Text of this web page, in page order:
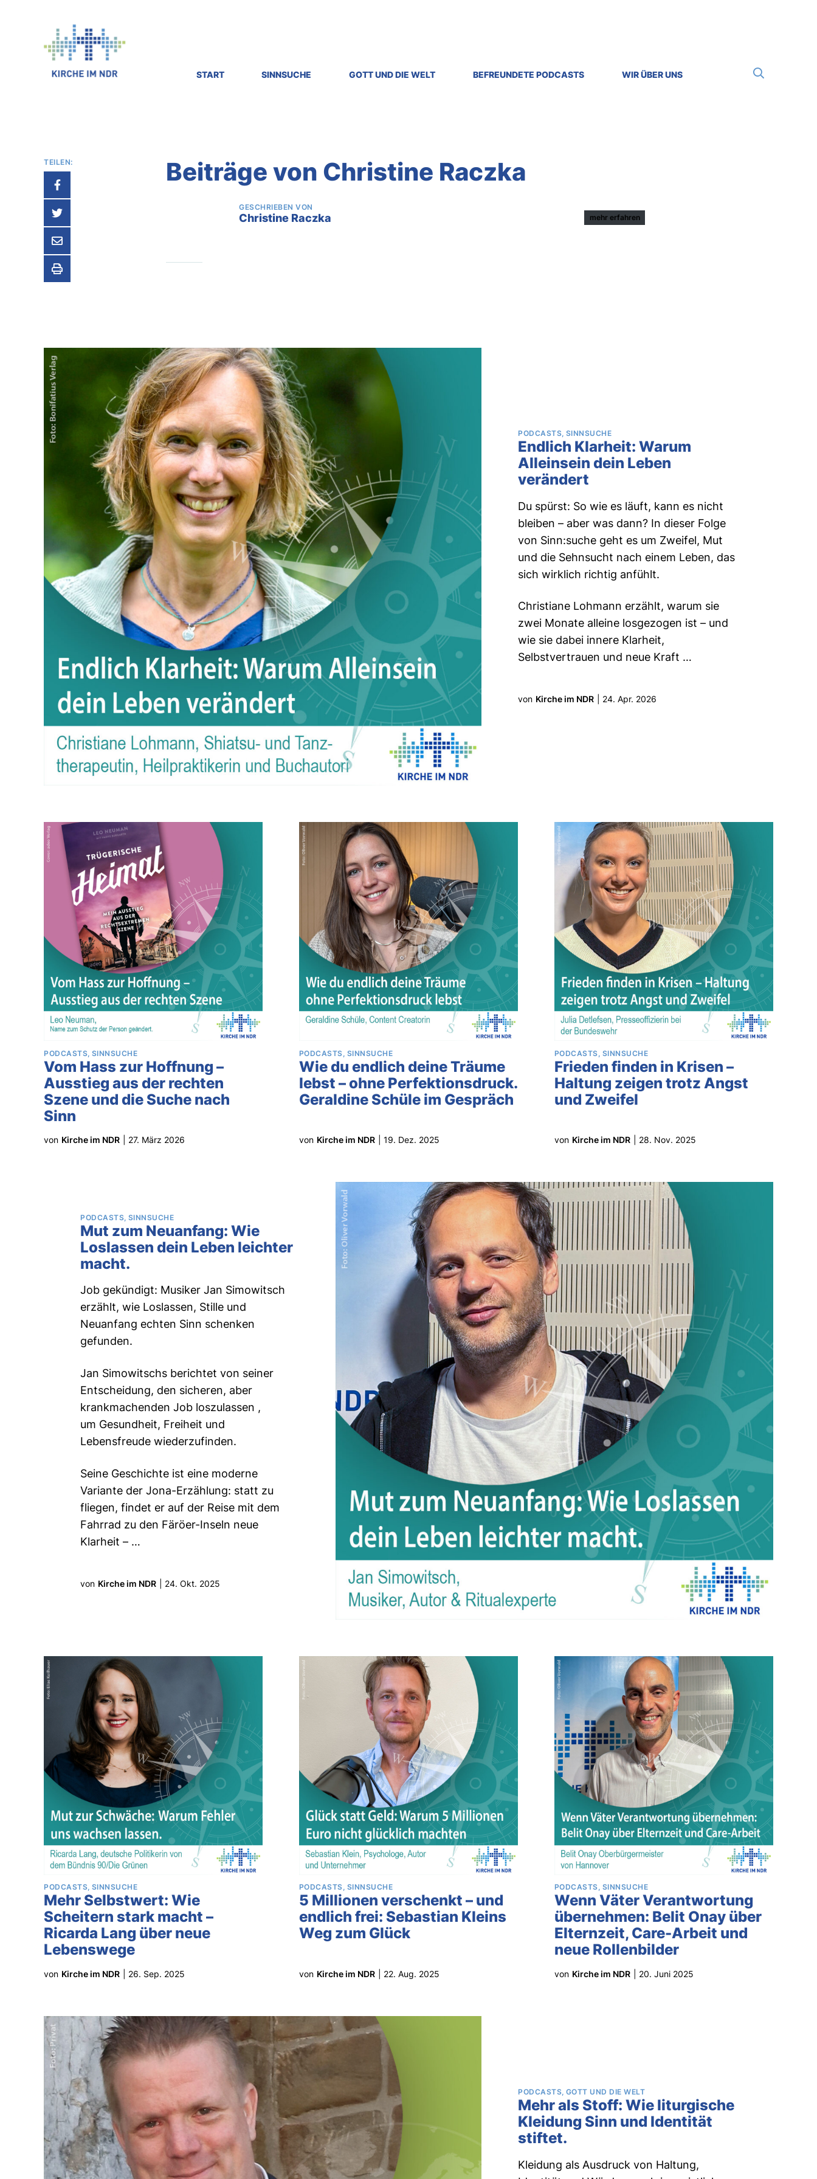
START SINNSUCHE GOTT UND DIE WELT BEFREUNDETE PODCASTS WIR ÜBER UNS
TEILEN: Beiträge von Christine Raczka
GESCHRIEBEN VON
Christine Raczka mehr erfahren
PODCASTS SINNSUCHE
Endlich Klarheit: Warum
Alleinsein dein Leben
verändert
Du spürst: So wie es läuft, kann es nicht
bleiben – aber was dann? In dieser Folge
von Sinn:suche geht es um Zweifel, Mut
und die Sehnsucht nach einem Leben, das
sich wirklich richtig anfühlt.
Christiane Lohmann erzählt, warum sie
zwei Monate alleine losgezogen ist – und
wie sie dabei innere Klarheit,
Selbstvertrauen und neue Kraft …
von Kirche im NDR 24. Apr. 2026
PODCASTS SINNSUCHE
Vom Hass zur Hoffnung –
Ausstieg aus der rechten
Szene und die Suche nach
Sinn
von Kirche im NDR 27. März 2026
PODCASTS SINNSUCHE
Wie du endlich deine Träume
lebst – ohne Perfektionsdruck.
Geraldine Schüle im Gespräch
von Kirche im NDR 19. Dez. 2025
PODCASTS SINNSUCHE
Frieden finden in Krisen –
Haltung zeigen trotz Angst
und Zweifel
von Kirche im NDR 28. Nov. 2025
PODCASTS SINNSUCHE
Mut zum Neuanfang: Wie
Loslassen dein Leben leichter
macht.
Job gekündigt: Musiker Jan Simowitsch
erzählt, wie Loslassen, Stille und
Neuanfang echten Sinn schenken
gefunden.
Jan Simowitschs berichtet von seiner
Entscheidung, den sicheren, aber
krankmachenden Job loszulassen ,
um Gesundheit, Freiheit und
Lebensfreude wiederzufinden.
Seine Geschichte ist eine moderne
Variante der Jona-Erzählung: statt zu
fliegen, findet er auf der Reise mit dem
Fahrrad zu den Färöer-Inseln neue
Klarheit – …
von Kirche im NDR 24. Okt. 2025
PODCASTS SINNSUCHE
Mehr Selbstwert: Wie
Scheitern stark macht –
Ricarda Lang über neue
Lebenswege
von Kirche im NDR 26. Sep. 2025
PODCASTS SINNSUCHE
5 Millionen verschenkt – und
endlich frei: Sebastian Kleins
Weg zum Glück
von Kirche im NDR 22. Aug. 2025
PODCASTS SINNSUCHE
Wenn Väter Verantwortung
übernehmen: Belit Onay über
Elternzeit, Care-Arbeit und
neue Rollenbilder
von Kirche im NDR 20. Juni 2025
PODCASTS GOTT UND DIE WELT
Mehr als Stoff: Wie liturgische
Kleidung Sinn und Identität
stiftet.
Kleidung als Ausdruck von Haltung,